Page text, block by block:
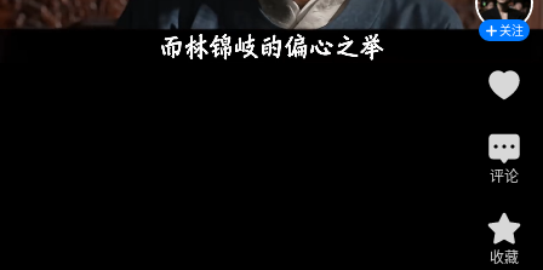
关注
评论
收藏